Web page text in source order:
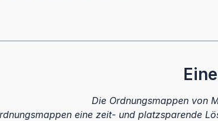
Die Ordnungsmappen von
eine zeit- und platzsparende